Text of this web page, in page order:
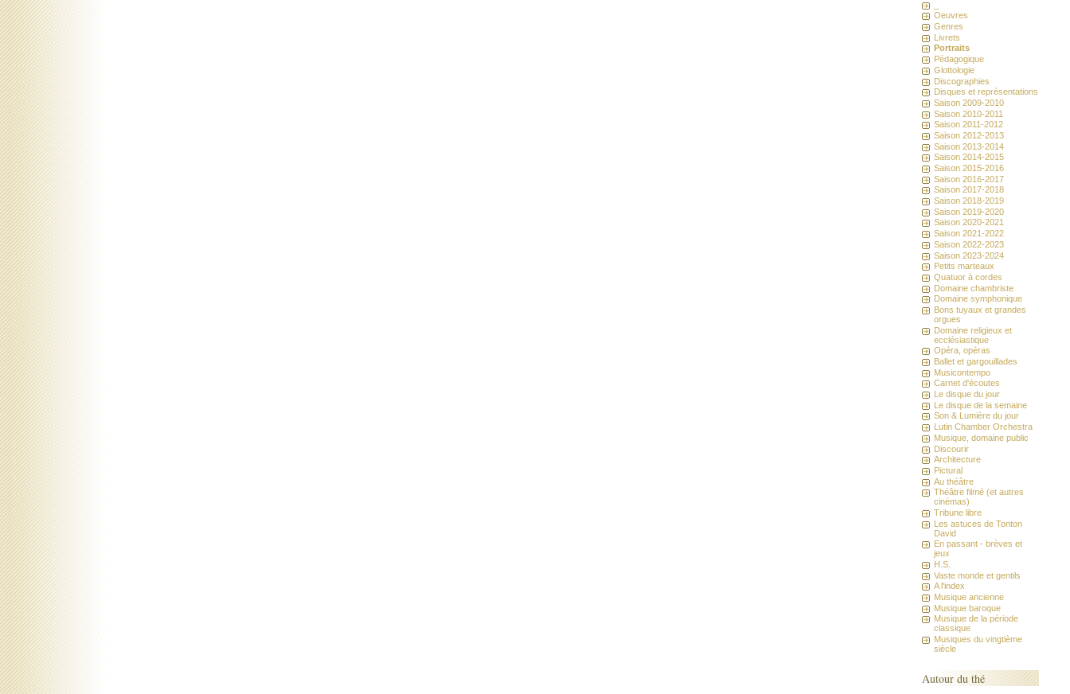
Oeuvres
Genres
Livrets
Portraits
Pédagogique
Glottologie
Discographies
Disques et représentations
Saison 2009-2010
Saison 2010-2011
Saison 2011-2012
Saison 2012-2013
Saison 2013-2014
Saison 2014-2015
Saison 2015-2016
Saison 2016-2017
Saison 2017-2018
Saison 2018-2019
Saison 2019-2020
Saison 2020-2021
Saison 2021-2022
Saison 2022-2023
Saison 2023-2024
Petits marteaux
Quatuor à cordes
Domaine chambriste
Domaine symphonique
Bons tuyaux et grandes
orgues
Domaine religieux et
ecclésiastique
Opéra, opéras
Ballet et gargouillades
Musicontempo
Carnet d'écoutes
Le disque du jour
Le disque de la semaine
Son & Lumière du jour
Lutin Chamber Orchestra
Musique, domaine public
Discourir
Architecture
Pictural
Au théâtre
Théâtre filmé (et autres
cinémas)
Tribune libre
Les astuces de Tonton
David
En passant - brèves et
jeux
H.S.
Vaste monde et gentils
A l'index
Musique ancienne
Musique baroque
Musique de la période
classique
Musiques du vingtième
siècle
Autour du thé